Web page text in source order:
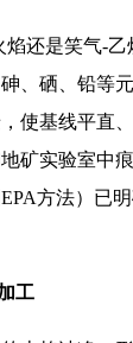
焰还是笑气-
、硒、铅等
使基线平直
矿实验室中
方法）已
工